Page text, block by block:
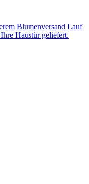
Blumenversand Lauf
Haustür geliefert.